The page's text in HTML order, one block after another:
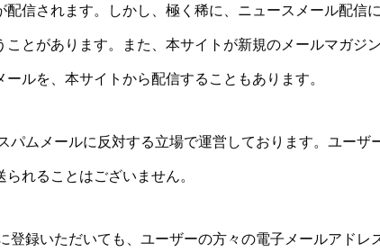
信されます。しかし、極く稀に、ニュースメール配信に
とがあります。また、本サイトが新規のメールマガジン
ルを、本サイトから配信することもあります。
ムメールに反対する立場で運営しております。ユーザ
れることはございません。
録いただいても、ユーザーの方々の電子メールアドレ